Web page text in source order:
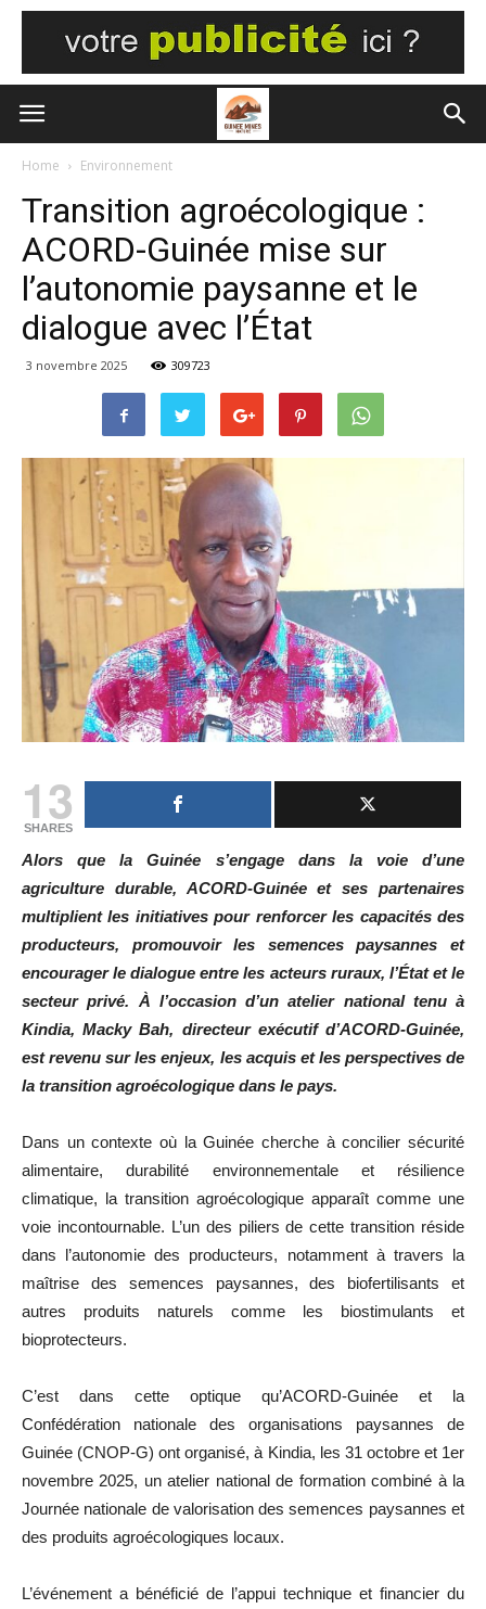
Home Environnement
Transition agroécologique :
ACORD-Guinée mise sur
l’autonomie paysanne et le
dialogue avec l’État
3 novembre 2025 309723
13
SHARES
Alors que la Guinée s’engage dans la voie d’une
agriculture durable, ACORD-Guinée et ses partenaires
multiplient les initiatives pour renforcer les capacités des
producteurs, promouvoir les semences paysannes et
encourager le dialogue entre les acteurs ruraux, l’État et le
secteur privé. À l’occasion d’un atelier national tenu à
Kindia, Macky Bah, directeur exécutif d’ACORD-Guinée,
est revenu sur les enjeux, les acquis et les perspectives de
la transition agroécologique dans le pays.
Dans un contexte où la Guinée cherche à concilier sécurité
alimentaire, durabilité environnementale et résilience
climatique, la transition agroécologique apparaît comme une
voie incontournable. L’un des piliers de cette transition réside
dans l’autonomie des producteurs, notamment à travers la
maîtrise des semences paysannes, des biofertilisants et
autres produits naturels comme les biostimulants et
bioprotecteurs.
C’est dans cette optique qu’ACORD-Guinée et la
Confédération nationale des organisations paysannes de
Guinée (CNOP-G) ont organisé, à Kindia, les 31 octobre et 1er
novembre 2025, un atelier national de formation combiné à la
Journée nationale de valorisation des semences paysannes et
des produits agroécologiques locaux.
L’événement a bénéficié de l’appui technique et financier du